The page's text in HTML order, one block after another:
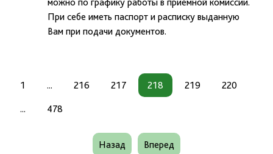
При себе иметь паспорт и расписку выданную
Вам при подачи документов.
1 ... 216 217 218 219 220
... 478
Назад Вперед